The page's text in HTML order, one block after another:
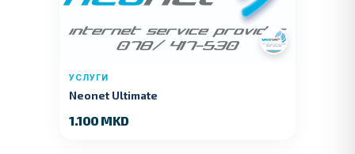
УСЛУГИ
Neonet Ultimate
1.100 MKD